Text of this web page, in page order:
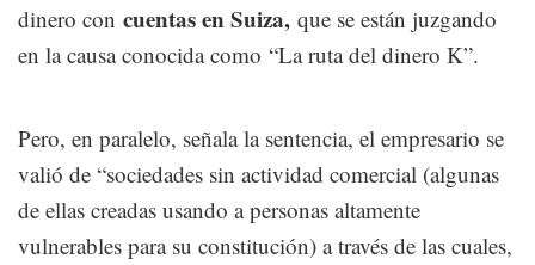
dinero con cuentas en Suiza, que se están juzgando
en la causa conocida como “La ruta del dinero K”.
Pero, en paralelo, señala la sentencia, el empresario se
valió de “sociedades sin actividad comercial (algunas
de ellas creadas usando a personas altamente
vulnerables para su constitución) a través de las cuales,